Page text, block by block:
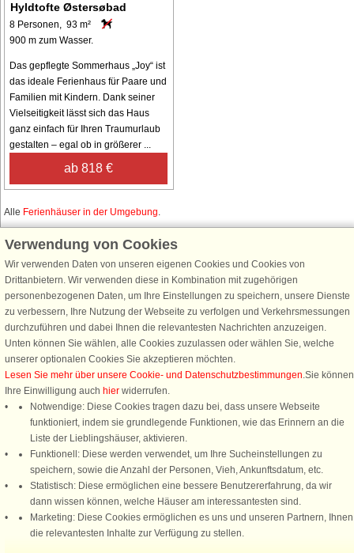
Hyldtofte Østersøbad
8 Personen, 93 m²
900 m zum Wasser.
Das gepflegte Sommerhaus „Joy“ ist
das ideale Ferienhaus für Paare und
Familien mit Kindern. Dank seiner
Vielseitigkeit lässt sich das Haus
ganz einfach für Ihren Traumurlaub
gestalten – egal ob in größerer ...
ab 818 €
Alle Ferienhäuser in der Umgebung.
Schließen Sie sich 100.000 Ferienhaus-Fans an
Erhalten Sie einen Willkommensgutschein von 25 €für Ihren nächsten
Ferienhausurlaub - melden Sie sich einfach für den DanCenter Newsletter
an. Verpassen Sie nie wieder exklusive Angebote, Gewinnspiele und
Urlaubstipps!
Newsletter abonnieren
Folgen Sie uns:
DanCenter Kundenbewertung
Verwendung von Cookies
Wir verwenden Daten von unseren eigenen Cookies und Cookies von
Drittanbietern. Wir verwenden diese in Kombination mit zugehörigen
personenbezogenen Daten, um Ihre Einstellungen zu speichern, unsere Dienste
zu verbessern, Ihre Nutzung der Webseite zu verfolgen und Verkehrsmessungen
durchzuführen und dabei Ihnen die relevantesten Nachrichten anzuzeigen.
Unten können Sie wählen, alle Cookies zuzulassen oder wählen Sie, welche
unserer optionalen Cookies Sie akzeptieren möchten.
Lesen Sie mehr über unsere Cookie- und Datenschutzbestimmungen.Sie können
Ihre Einwilligung auch hier widerrufen.
Notwendige: Diese Cookies tragen dazu bei, dass unsere Webseite
funktioniert, indem sie grundlegende Funktionen, wie das Erinnern an die
Liste der Lieblingshäuser, aktivieren.
Funktionell: Diese werden verwendet, um Ihre Sucheinstellungen zu
speichern, sowie die Anzahl der Personen, Vieh, Ankunftsdatum, etc.
Statistisch: Diese ermöglichen eine bessere Benutzererfahrung, da wir
dann wissen können, welche Häuser am interessantesten sind.
Marketing: Diese Cookies ermöglichen es uns und unseren Partnern, Ihnen
die relevantesten Inhalte zur Verfügung zu stellen.